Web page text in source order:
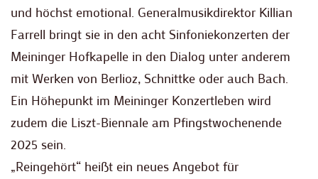
und höchst emotional. Generalmusikdirektor Killian
Farrell bringt sie in den acht Sinfoniekonzerten der
Meininger Hofkapelle in den Dialog unter anderem
mit Werken von Berlioz, Schnittke oder auch Bach.
Ein Höhepunkt im Meininger Konzertleben wird
zudem die Liszt-Biennale am Pfingstwochenende
2025 sein.
„Reingehört“ heißt ein neues Angebot für